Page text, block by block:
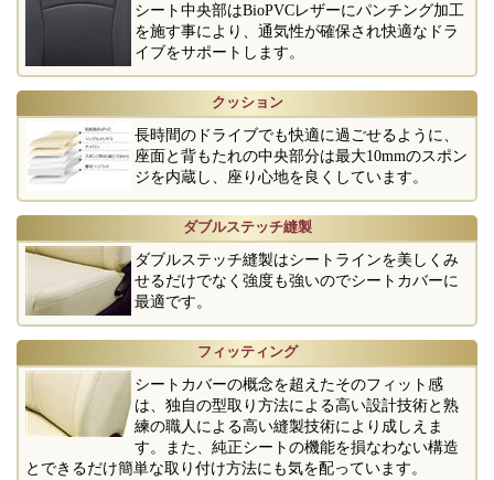
シート中央部はBioPVCレザーにパンチング加工
を施す事により、通気性が確保され快適なドラ
イブをサポートします。
クッション
長時間のドライブでも快適に過ごせるように、
座面と背もたれの中央部分は最大10mmのスポン
ジを内蔵し、座り心地を良くしています。
ダブルステッチ縫製
ダブルステッチ縫製はシートラインを美しくみ
せるだけでなく強度も強いのでシートカバーに
最適です。
フィッティング
シートカバーの概念を超えたそのフィット感
は、独自の型取り方法による高い設計技術と熟
練の職人による高い縫製技術により成しえま
す。また、純正シートの機能を損なわない構造
とできるだけ簡単な取り付け方法にも気を配っています。